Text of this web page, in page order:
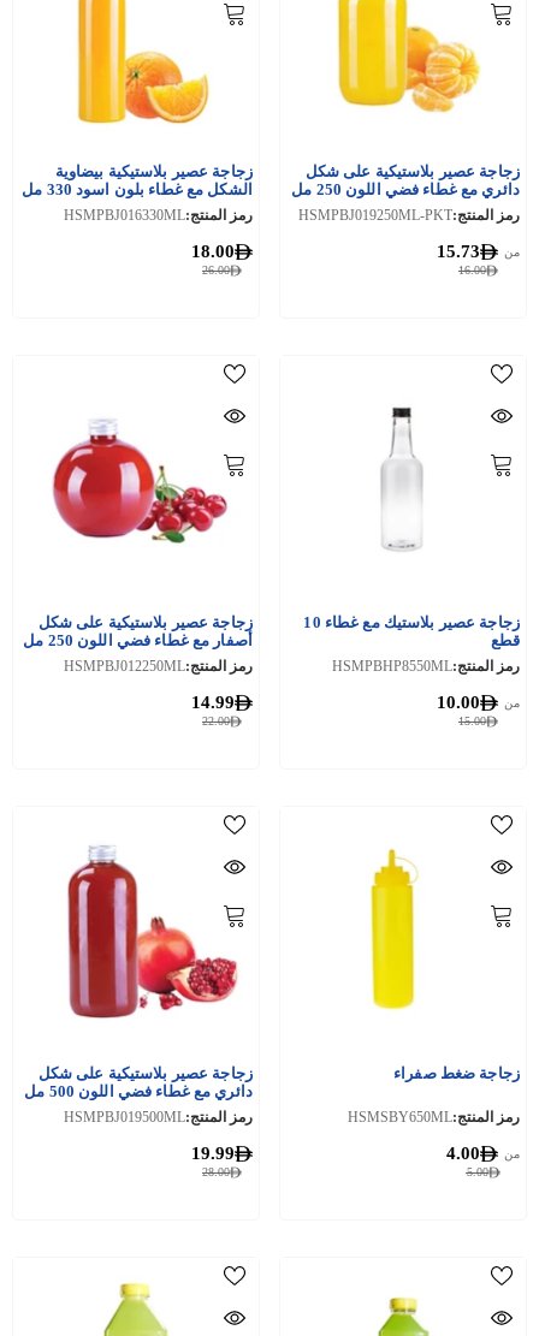
زجاجة عصير بلاستيكية على شكل
دائري مع غطاء فضي اللون 250 مل
رمز المنتج:HSMPBJ019250ML-PKT
16.00
من 15.73
زجاجة عصير بلاستيكية بيضاوية
الشكل مع غطاء بلون اسود 330 مل
رمز المنتج:HSMPBJ016330ML
26.00
18.00
زجاجة عصير بلاستيك مع غطاء 10
قطع
رمز المنتج:HSMPBHP8550ML
15.00
من 10.00
زجاجة عصير بلاستيكية على شكل
أصفار مع غطاء فضي اللون 250 مل
رمز المنتج:HSMPBJ012250ML
22.00
14.99
زجاجة ضغط صفراء
رمز المنتج:HSMSBY650ML
5.00
من 4.00
زجاجة عصير بلاستيكية على شكل
دائري مع غطاء فضي اللون 500 مل
رمز المنتج:HSMPBJ019500ML
28.00
19.99